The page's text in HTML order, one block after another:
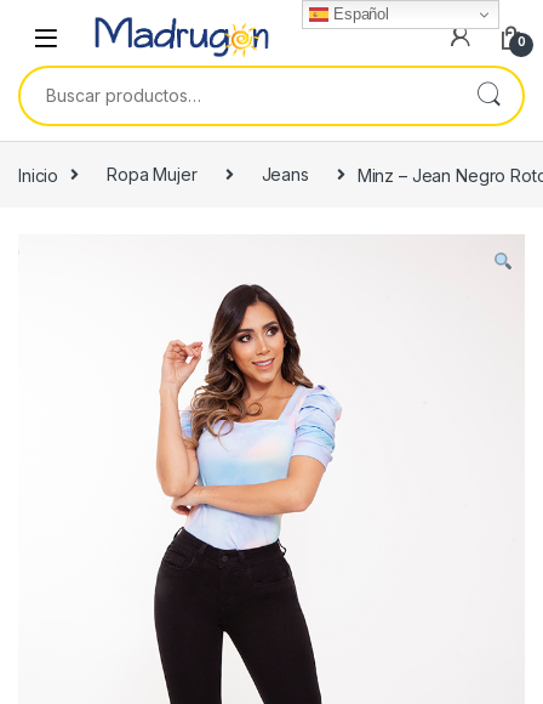
0
Buscar por:
Inicio Ropa Mujer Jeans Minz – Jean Negro
Español